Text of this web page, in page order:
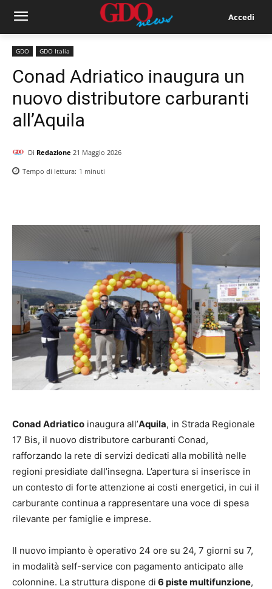
Accedi
GDO GDO Italia
Conad Adriatico inaugura un
nuovo distributore carburanti
all’Aquila
Di Redazione 21 Maggio 2026
Tempo di lettura: 1 minuti
Conad Adriatico inaugura all’Aquila, in Strada Regionale
17 Bis, il nuovo distributore carburanti Conad,
rafforzando la rete di servizi dedicati alla mobilità nelle
regioni presidiate dall’insegna. L’apertura si inserisce in
un contesto di forte attenzione ai costi energetici, in cui il
carburante continua a rappresentare una voce di spesa
rilevante per famiglie e imprese.
Il nuovo impianto è operativo 24 ore su 24, 7 giorni su 7,
in modalità self-service con pagamento anticipato alle
colonnine. La struttura dispone di 6 piste multifunzione,